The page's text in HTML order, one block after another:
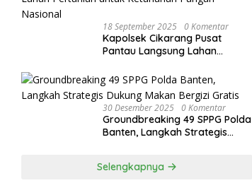
18 September 2025 0 Komentar
Kapolsek Cikarang Pusat
Pantau Langsung Lahan
Pangan Nasional
30 Desember 2025 0 Komentar
Groundbreaking 49 SPPG Polda
Banten, Langkah Strategis
Selengkapnya